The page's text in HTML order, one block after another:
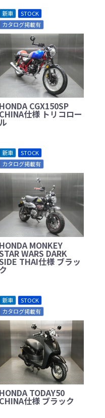
新車
STOCK
カタログ掲載有
HONDA CGX150SP
CHINA仕様 トリコロー
ル
新車
STOCK
カタログ掲載有
HONDA MONKEY
WARS DARK
THAI仕様 ブラッ
ク
新車
STOCK
カタログ掲載有
HONDA TODAY50
CHINA仕様 ブラック